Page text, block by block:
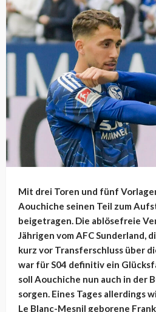
Mit drei Toren und fünf
Aouchiche seinen Teil zum
beigetragen. Die ablösefreie
Jährigen vom AFC Sunderland,
kurz vor Transferschluss über
war für S04 definitiv ein
soll Aouchiche nun auch in der
sorgen. Eines Tages allerdings
Le Blanc-Mesnil geborene